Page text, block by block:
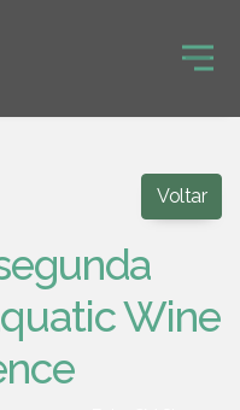
Voltar
Wine